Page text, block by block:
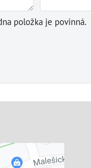
položka je povinná.